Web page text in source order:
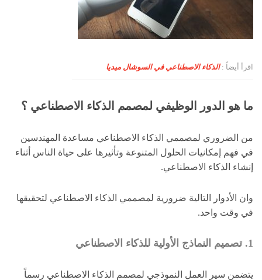
اقرأ أيضاً : الذكاء الاصطناعي في السوشال ميديا
ما هو الدور الوظيفي لمصمم الذكاء الاصطناعي ؟
من الضروري لمصممي الذكاء الاصطناعي مساعدة المهندسين
في فهم إمكانيات الحلول المتنوعة وتأثيرها على حياة الناس أثناء
إنشاء الذكاء الاصطناعي.
وان الأدوار التالية ضرورية لمصممي الذكاء الاصطناعي لتحقيقها
في وقت واحد.
1. تصميم النماذج الأولية للذكاء الاصطناعي
يتضمن سير العمل النموذجي لمصمم الذكاء الاصطناعي رسماً